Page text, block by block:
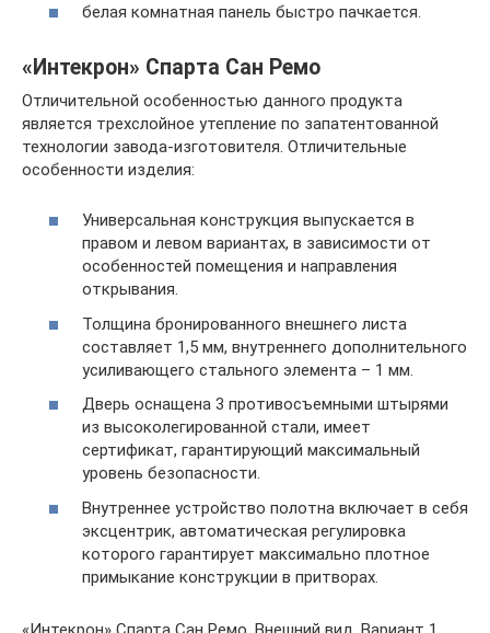
белая комнатная панель быстро пачкается.
«Интекрон» Спарта Сан Ремо
Отличительной особенностью данного продукта
является трехслойное утепление по запатентованной
технологии завода-изготовителя. Отличительные
особенности изделия:
Универсальная конструкция выпускается в
правом и левом вариантах, в зависимости от
особенностей помещения и направления
открывания.
Толщина бронированного внешнего листа
составляет 1,5 мм, внутреннего дополнительного
усиливающего стального элемента – 1 мм.
Дверь оснащена 3 противосъемными штырями
из высоколегированной стали, имеет
сертификат, гарантирующий максимальный
уровень безопасности.
Внутреннее устройство полотна включает в себя
эксцентрик, автоматическая регулировка
которого гарантирует максимально плотное
примыкание конструкции в притворах.